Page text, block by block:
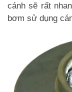
cánh sẽ rất
bơm sử dụng